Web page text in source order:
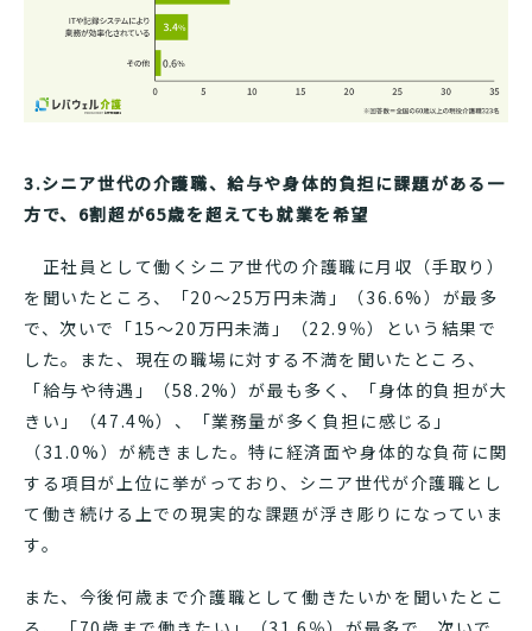
3.シニア世代の介護職、給与や身体的負担に課題がある一
方で、6割超が65歳を超えても就業を希望
正社員として働くシニア世代の介護職に月収（手取り）
を聞いたところ、「20〜25万円未満」（36.6%）が最多
で、次いで「15〜20万円未満」（22.9％）という結果で
した。また、現在の職場に対する不満を聞いたところ、
「給与や待遇」（58.2%）が最も多く、「身体的負担が大
きい」（47.4%）、「業務量が多く負担に感じる」
（31.0%）が続きました。特に経済面や身体的な負荷に関
する項目が上位に挙がっており、シニア世代が介護職とし
て働き続ける上での現実的な課題が浮き彫りになっていま
す。
また、今後何歳まで介護職として働きたいかを聞いたとこ